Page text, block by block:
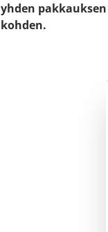
yhden
kohden.